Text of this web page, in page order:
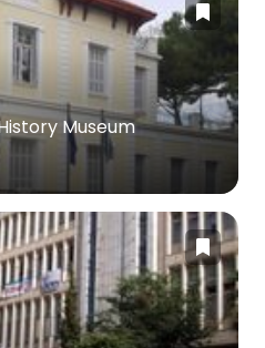
Museum